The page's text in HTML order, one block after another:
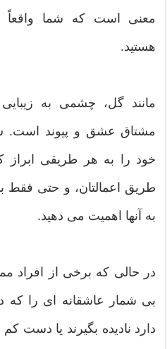
معنی است که شما
هستید.
مانند گل، چشمی به
مشتاق عشق و پیوند است.
خود را به هر طریقی ابراز
طریق اعمالتان، و حتی فقط
به آنها اهمیت می دهید.
در حالی که برخی از افراد
بی شمار عاشقانه ای را که
دارد نادیده بگیرند یا دست کم